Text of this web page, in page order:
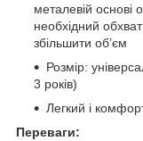
металевій основі
необхідний
збільшити об’єм
Розмір:
3 років)
Легкий і
Переваги: